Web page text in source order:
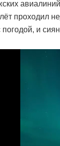
проходил
погодой, и